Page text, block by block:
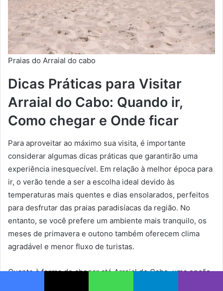
Praias do Arraial do cabo
Dicas Práticas para Visitar
Arraial do Cabo: Quando ir,
Como chegar e Onde ficar
Para aproveitar ao máximo sua visita, é importante
considerar algumas dicas práticas que garantirão uma
experiência inesquecível. Em relação à melhor época para
ir, o verão tende a ser a escolha ideal devido às
temperaturas mais quentes e dias ensolarados, perfeitos
para desfrutar das praias paradisíacas da região. No
entanto, se você prefere um ambiente mais tranquilo, os
meses de primavera e outono também oferecem clima
agradável e menor fluxo de turistas.
Quanto à forma de chegar até Arraial do Cabo, uma opção